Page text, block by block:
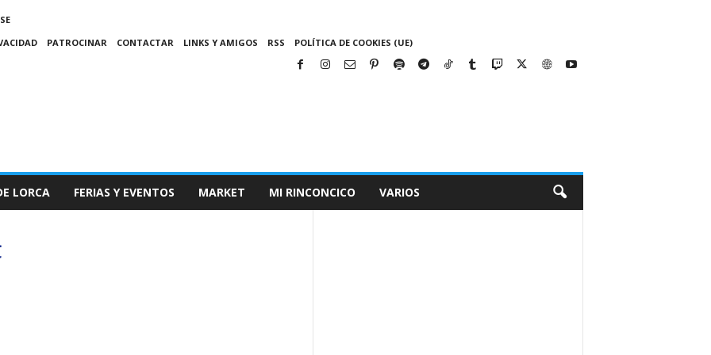
PATROCINAR CONTACTAR LINKS Y AMIGOS RSS POLÍTICA DE COOKIES (UE)
LORCA FERIAS Y EVENTOS MARKET MI RINCONCICO VARIOS